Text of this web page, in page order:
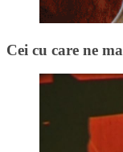
Cei cu care ne